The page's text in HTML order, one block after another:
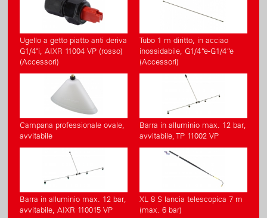
Ugello a getto piatto anti deriva
G1/4"i, AIXR 11004 VP (rosso)
(Accessori)
Tubo 1 m diritto, in acciao
inossidabile, G1/4“e-G1/4“e
(Accessori)
Campana professionale ovale,
avvitabile
Barra in alluminio max. 12 bar,
avvitabile, TP 11002 VP
Barra in alluminio max. 12 bar,
avvitabile, AIXR 110015 VP
XL 8 S lancia telescopica 7 m
(max. 6 bar)